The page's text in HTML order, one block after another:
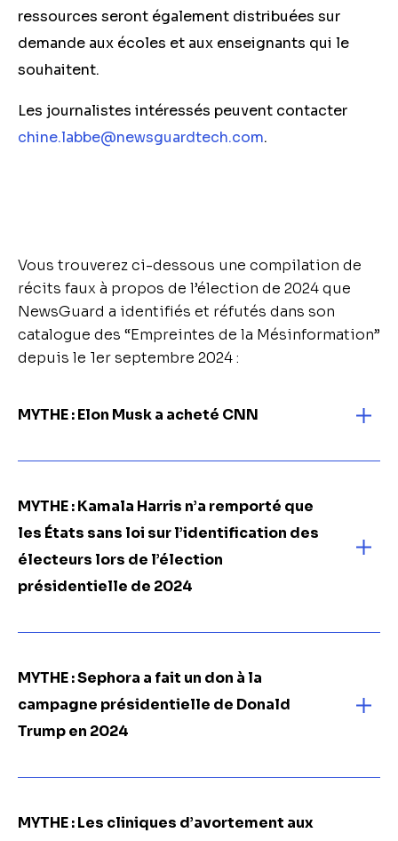
ressources seront également distribuées sur
demande aux écoles et aux enseignants qui le
souhaitent.
Les journalistes intéressés peuvent contacter
chine.labbe@newsguardtech.com.
Vous trouverez ci-dessous une compilation de
récits faux à propos de l’élection de 2024 que
NewsGuard a identifiés et réfutés dans son
catalogue des “Empreintes de la Mésinformation”
depuis le 1er septembre 2024 :
MYTHE : Elon Musk a acheté CNN
MYTHE : Kamala Harris n’a remporté que
les États sans loi sur l’identification des
électeurs lors de l’élection
présidentielle de 2024
MYTHE : Sephora a fait un don à la
campagne présidentielle de Donald
Trump en 2024
MYTHE : Les cliniques d’avortement aux